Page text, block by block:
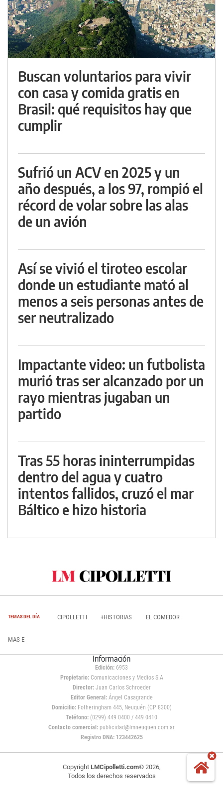
Buscan voluntarios para vivir
con casa y comida gratis en
Brasil: qué requisitos hay que
cumplir
Sufrió un ACV en 2025 y un
año después, a los 97, rompió el
récord de volar sobre las alas
de un avión
Así se vivió el tiroteo escolar
donde un estudiante mató al
menos a seis personas antes de
ser neutralizado
Impactante video: un futbolista
murió tras ser alcanzado por un
rayo mientras jugaban un
partido
Tras 55 horas ininterrumpidas
dentro del agua y cuatro
intentos fallidos, cruzó el mar
Báltico e hizo historia
TEMAS DEL DÍA CIPOLLETTI +HISTORIAS EL COMEDOR
MAS E
Información
Edición: 6953
Propietario:Comunicaciones y Medios S.A
Director: Juan Carlos Schroeder
Editor General:Ángel Casagrande
Domicilio:Fotheringham 445, Neuquén (CP 8300)
Teléfono: (0299) 449 0400 / 449 0410
Contacto comercial: publicidad@lmneuquen.com.ar
Registro DNA: 123442625
Copyright LMCipolletti.com© 2026,
Todos los derechos reservados